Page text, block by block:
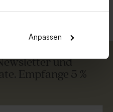
Anpassen
und
Empfange 5 %